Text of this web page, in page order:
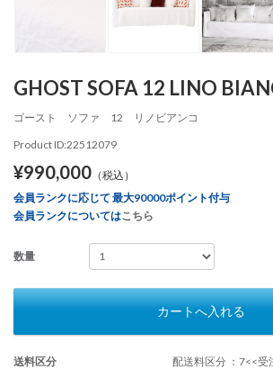
GHOST SOFA 12 LINO
ゴースト ソファ 12 リノビアンコ
Product ID:22512079
¥990,000 （税込）
会員ランクに応じて 最大90000ポイント付与
会員ランクについてはこちら
数量
カートへ入れる
送料区分
配送料区分 ：7<<受